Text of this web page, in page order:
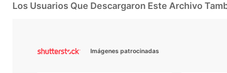
Los Usuarios Que Descargaron Este Archivo
Imágenes patrocinadas